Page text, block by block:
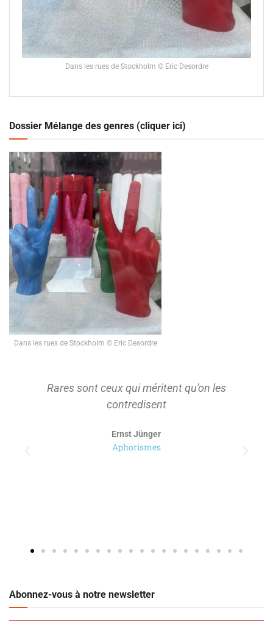
Dans les rues de Stockholm © Eric Desordre
Dossier Mélange des genres (cliquer ici)
Dans les rues de Stockholm © Eric Desordre
Rares sont ceux qui méritent qu'on les
contredisent
Ernst Jünger
Aphorismes
Abonnez-vous à notre newsletter